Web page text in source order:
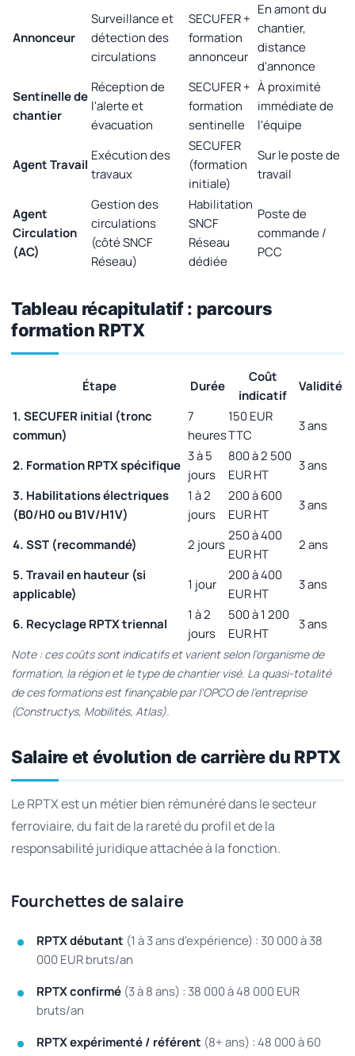
Annonceur
Surveillance et
détection des
circulations
SECUFER +
formation
annonceur
En amont du
chantier,
distance
d'annonce
Sentinelle de
chantier
Réception de
l'alerte et
évacuation
SECUFER +
formation
sentinelle
À proximité
immédiate de
l'équipe
Agent Travail
Exécution des
travaux
SECUFER
(formation
initiale)
Sur le poste de
travail
Agent
Circulation
(AC)
Gestion des
circulations
(côté SNCF
Réseau)
Habilitation
SNCF
Réseau
dédiée
Poste de
commande /
PCC
Tableau récapitulatif : parcours
formation RPTX
Étape Durée
Coût
indicatif
Validité
1. SECUFER initial (tronc
commun)
7
heures
150 EUR
TTC
3 ans
2. Formation RPTX spécifique
3 à 5
jours
800 à 2 500
EUR HT
3 ans
3. Habilitations électriques
(B0/H0 ou B1V/H1V)
1 à 2
jours
200 à 600
EUR HT
3 ans
4. SST (recommandé) 2 jours
250 à 400
EUR HT
2 ans
5. Travail en hauteur (si
applicable)
1 jour
200 à 400
EUR HT
3 ans
6. Recyclage RPTX triennal
1 à 2
jours
500 à 1 200
EUR HT
3 ans
Note : ces coûts sont indicatifs et varient selon l'organisme de
formation, la région et le type de chantier visé. La quasi-totalité
de ces formations est finançable par l'OPCO de l'entreprise
(Constructys, Mobilités, Atlas).
Salaire et évolution de carrière du RPTX
Le RPTX est un métier bien rémunéré dans le secteur
ferroviaire, du fait de la rareté du profil et de la
responsabilité juridique attachée à la fonction.
Fourchettes de salaire
RPTX débutant (1 à 3 ans d'expérience) : 30 000 à 38
000 EUR bruts/an
RPTX confirmé (3 à 8 ans) : 38 000 à 48 000 EUR
bruts/an
RPTX expérimenté / référent (8+ ans) : 48 000 à 60